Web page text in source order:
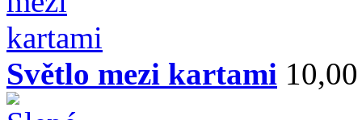
Světlo mezi kartami